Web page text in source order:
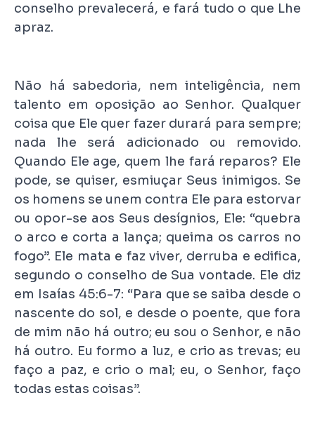
conselho prevalecerá, e fará tudo o que Lhe
apraz.
Não há sabedoria, nem inteligência, nem
talento em oposição ao Senhor. Qualquer
coisa que Ele quer fazer durará para sempre;
nada lhe será adicionado ou removido.
Quando Ele age, quem lhe fará reparos? Ele
pode, se quiser, esmiuçar Seus inimigos. Se
os homens se unem contra Ele para estorvar
ou opor-se aos Seus desígnios, Ele: “quebra
o arco e corta a lança; queima os carros no
fogo”. Ele mata e faz viver, derruba e edifica,
segundo o conselho de Sua vontade. Ele diz
em Isaías 45:6-7: “Para que se saiba desde o
nascente do sol, e desde o poente, que fora
de mim não há outro; eu sou o Senhor, e não
há outro. Eu formo a luz, e crio as trevas; eu
faço a paz, e crio o mal; eu, o Senhor, faço
todas estas coisas”.